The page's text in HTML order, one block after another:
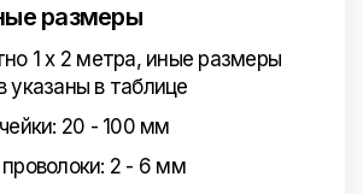
размеры
1 х 2 метра, иные размеры
указаны в таблице
20 - 100 мм
2 - 6 мм